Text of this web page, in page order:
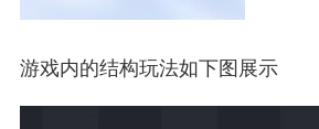
游戏内的结构玩法如下图展示